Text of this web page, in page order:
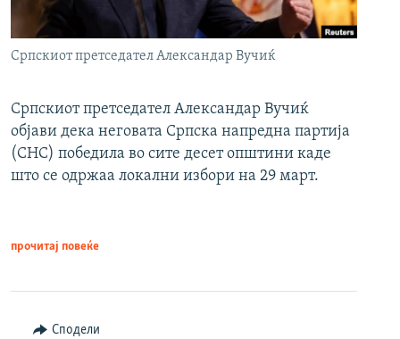
Српскиот претседател Александар Вучиќ
Српскиот претседател Александар Вучиќ
објави дека неговата Српска напредна партија
(СНС) победила во сите десет општини каде
што се одржаа локални избори на 29 март.
прочитај повеќе
Сподели